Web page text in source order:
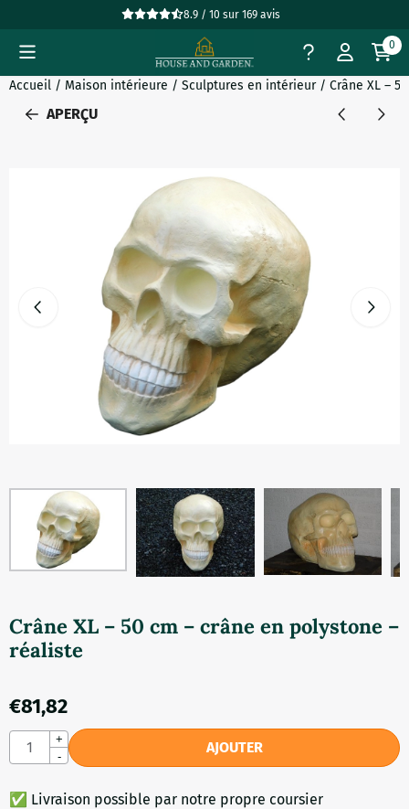
Préférences de cookies disponibles. Choisissez les
8.9 / 10 sur 169avis
0
Accueil / Maison intérieure / Sculptures en intérieur / Crâne XL –
APERÇU
Crâne XL – 50 cm – crâne en polystone –
réaliste
€81,82
Quantité
+
-
AJOUTER
✅ Livraison possible par notre propre coursier